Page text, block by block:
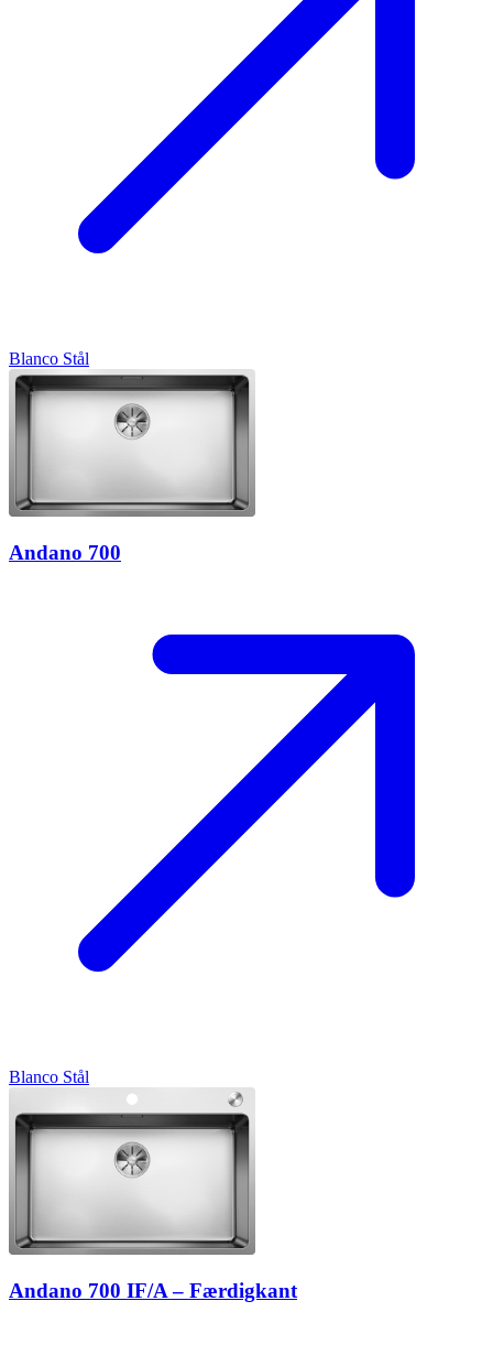
Blanco Stål
Andano 700
Blanco Stål
Andano 700 IF/A – Færdigkant